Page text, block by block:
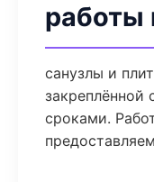
работы
санузлы и
закреплённой
сроками.